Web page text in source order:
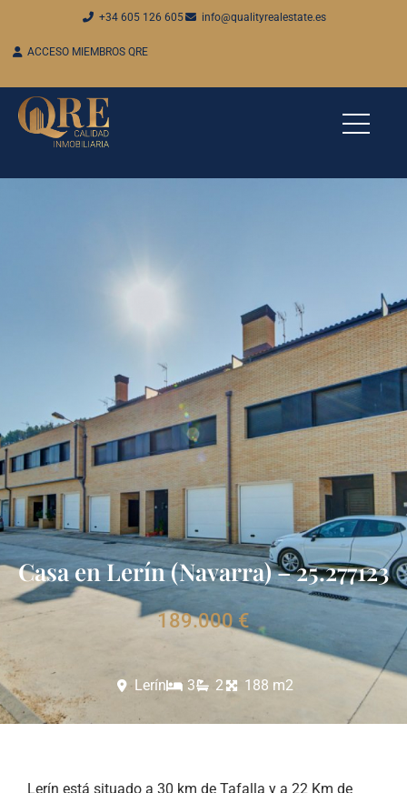
+34 605 126 605 info@qualityrealestate.es
ACCESO MIEMBROS QRE
Casa en Lerín (Navarra) – 25.277123
189.000 €
Lerín 3 2 188 m2
Lerín está situado a 30 km de Tafalla y a 22 Km de